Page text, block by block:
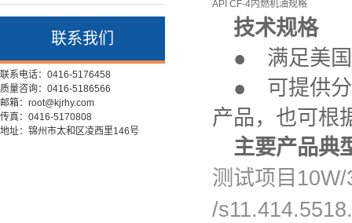
联系我们
联系电话：0416-5176458
质量咨询：0416-5186566
邮箱：root@kjrhy.com
传真：0416-5170808
地址：锦州市太和区凌西里146号
API CF-4内燃机油规格
技术规格
● 满足美国
● 可提供分
产品，也可根
主要产品典
测试项目
/